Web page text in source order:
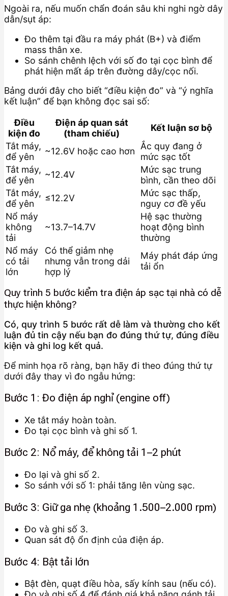
Ngoài ra, nếu muốn chẩn đoán sâu khi nghi ngờ dây
dẫn/sụt áp:
Đo thêm tại đầu ra máy phát (B+) và điểm
mass thân xe.
So sánh chênh lệch với số đo tại cọc bình để
phát hiện mất áp trên đường dây/cọc nối.
Bảng dưới đây cho biết “điều kiện đo” và “ý nghĩa
kết luận” để bạn không đọc sai số:
Điều
kiện đo
Điện áp quan sát
(tham chiếu)
Kết luận sơ bộ
Tắt máy,
để yên
~12.6V hoặc cao hơn
Ắc quy đang ở
mức sạc tốt
Tắt máy,
để yên
~12.4V
Mức sạc trung
bình, cần theo dõi
Tắt máy,
để yên
≤12.2V
Mức sạc thấp,
nguy cơ đề yếu
Nổ máy
không
tải
~13.7–14.7V
Hệ sạc thường
hoạt động bình
thường
Nổ máy
có tải
lớn
Có thể giảm nhẹ
nhưng vẫn trong dải
hợp lý
Máy phát đáp ứng
tải ổn
Quy trình 5 bước kiểm tra điện áp sạc tại nhà có dễ
thực hiện không?
Có, quy trình 5 bước rất dễ làm và thường cho kết
luận đủ tin cậy nếu bạn đo đúng thứ tự, đúng điều
kiện và ghi log kết quả.
Để minh họa rõ ràng, bạn hãy đi theo đúng thứ tự
dưới đây thay vì đo ngẫu hứng:
Bước 1: Đo điện áp nghỉ (engine off)
Xe tắt máy hoàn toàn.
Đo tại cọc bình và ghi số 1.
Bước 2: Nổ máy, để không tải 1–2 phút
Đo lại và ghi số 2.
So sánh với số 1: phải tăng lên vùng sạc.
Bước 3: Giữ ga nhẹ (khoảng 1.500–2.000 rpm)
Đo và ghi số 3.
Quan sát độ ổn định của điện áp.
Bước 4: Bật tải lớn
Bật đèn, quạt điều hòa, sấy kính sau (nếu có).